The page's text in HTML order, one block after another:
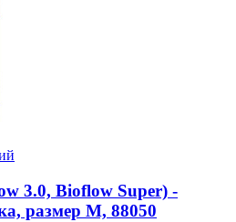
3.0, Bioflow Super) -
размер M, 88050